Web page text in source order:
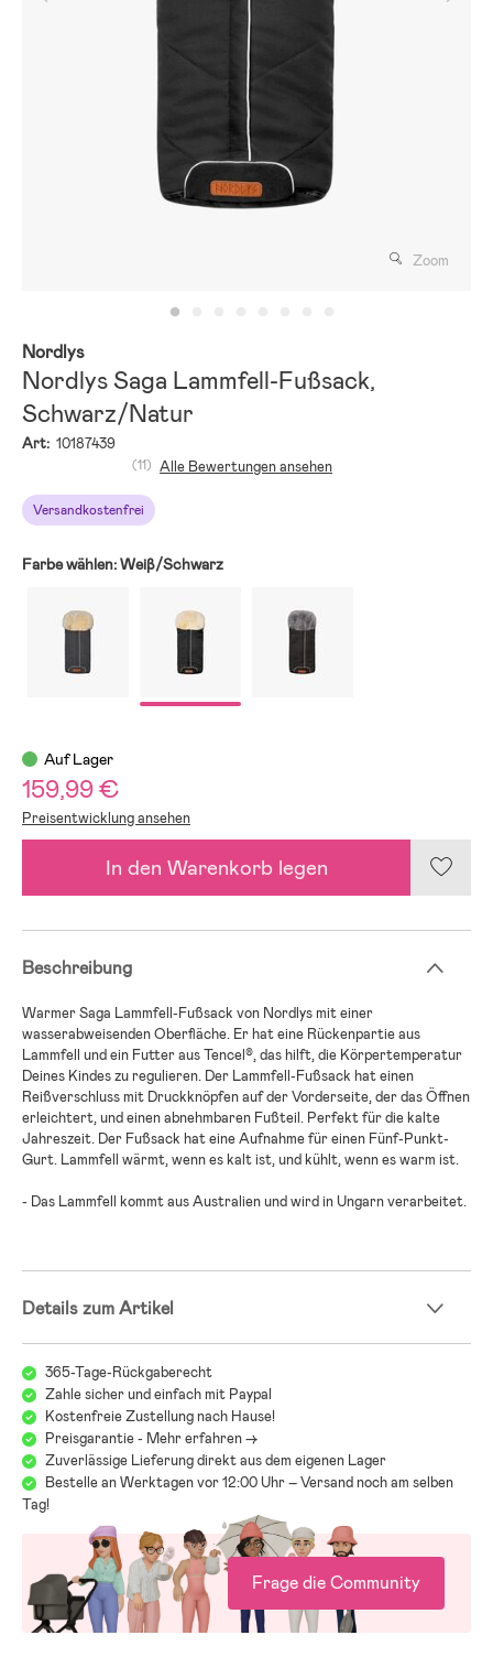
Zoom
Nordlys
Nordlys Saga Lammfell-Fußsack,
Schwarz/Natur
Art: 10187439
Versandkostenfrei
(11) Alle Bewertungen ansehen
Farbe wählen:Weiβ/Schwarz
Auf Lager
159,99 €
Preisentwicklung ansehen
In den Warenkorb legen
Beschreibung
Warmer Saga Lammfell-Fußsack von Nordlys mit einer
wasserabweisenden Oberfläche. Er hat eine Rückenpartie aus
Lammfell und ein Futter aus Tencel®, das hilft, die Körpertemperatur
Deines Kindes zu regulieren. Der Lammfell-Fußsack hat einen
Reißverschluss mit Druckknöpfen auf der Vorderseite, der das Öffnen
erleichtert, und einen abnehmbaren Fußteil. Perfekt für die kalte
Jahreszeit. Der Fußsack hat eine Aufnahme für einen Fünf-Punkt-
Gurt. Lammfell wärmt, wenn es kalt ist, und kühlt, wenn es warm ist.
- Das Lammfell kommt aus Australien und wird in Ungarn verarbeitet.
Details zum Artikel
365-Tage-Rückgaberecht
Zahle sicher und einfach mit Paypal
Kostenfreie Zustellung nach Hause!
Preisgarantie - Mehr erfahren ->
Zuverlässige Lieferung direkt aus dem eigenen Lager
Bestelle an Werktagen vor 12:00 Uhr – Versand noch am selben
Tag!
Frage die Community